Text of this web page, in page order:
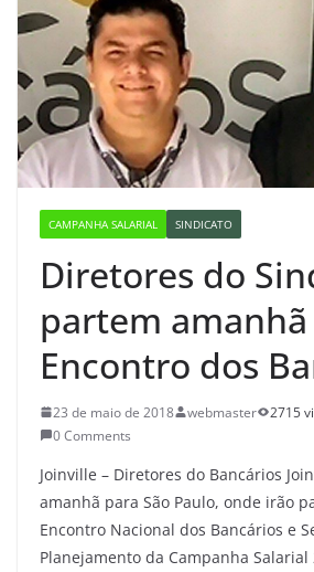
CAMPANHA SALARIAL SINDICATO
Diretores do
partem
Encontro dos
23 de maio de 2018 webmaster
2715
0 Comments
Joinville – Diretores do Bancários
amanhã para São Paulo, onde irão
Encontro Nacional dos Bancários e
Planejamento da Campanha Salarial